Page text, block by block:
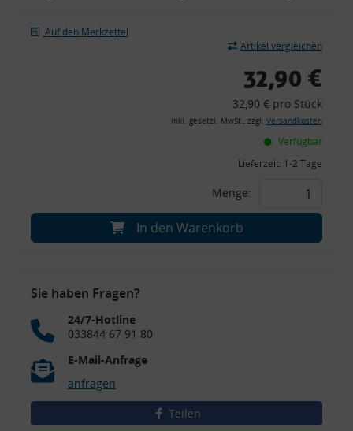
Auf den Merkzettel
Artikel vergleichen
32,90 €
32,90 € pro Stück
inkl. gesetzl. MwSt., zzgl. Versandkosten
Verfügbar
Lieferzeit: 1-2 Tage
Menge:
In den Warenkorb
Sie haben Fragen?
24/7-Hotline
033844 67 91 80
E-Mail-Anfrage
anfragen
Teilen